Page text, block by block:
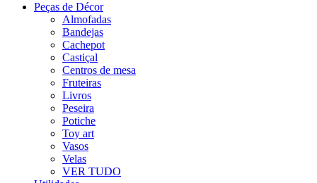
Peças de Décor
Almofadas
Bandejas
Cachepot
Castiçal
Centros de mesa
Fruteiras
Livros
Peseira
Potiche
Toy art
Vasos
Velas
VER TUDO